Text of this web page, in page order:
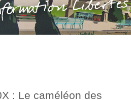
: Le caméléon des